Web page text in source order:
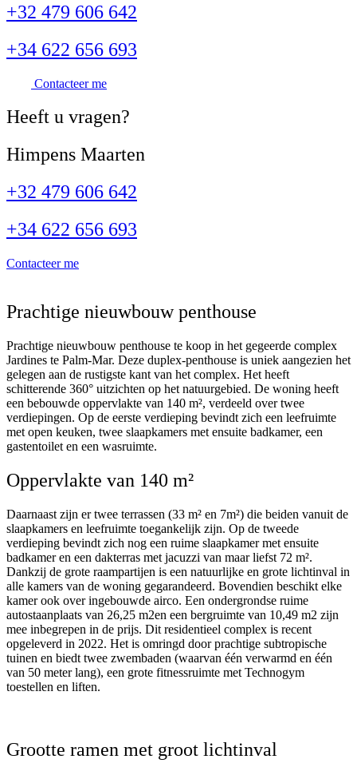
+32 479 606 642
+34 622 656 693
Contacteer me
Heeft u vragen?
Himpens Maarten
+32 479 606 642
+34 622 656 693
Contacteer me
Prachtige nieuwbouw penthouse
Prachtige nieuwbouw penthouse te koop in het gegeerde complex
Jardines te Palm-Mar. Deze duplex-penthouse is uniek aangezien het
gelegen aan de rustigste kant van het complex. Het heeft
schitterende 360° uitzichten op het natuurgebied. De woning heeft
een bebouwde oppervlakte van 140 m², verdeeld over twee
verdiepingen. Op de eerste verdieping bevindt zich een leefruimte
met open keuken, twee slaapkamers met ensuite badkamer, een
gastentoilet en een wasruimte.
Oppervlakte van 140 m²
Daarnaast zijn er twee terrassen (33 m² en 7m²) die beiden vanuit de
slaapkamers en leefruimte toegankelijk zijn. Op de tweede
verdieping bevindt zich nog een ruime slaapkamer met ensuite
badkamer en een dakterras met jacuzzi van maar liefst 72 m².
Dankzij de grote raampartijen is een natuurlijke en grote lichtinval in
alle kamers van de woning gegarandeerd. Bovendien beschikt elke
kamer ook over ingebouwde airco. Een ondergrondse ruime
autostaanplaats van 26,25 m2en een bergruimte van 10,49 m2 zijn
mee inbegrepen in de prijs. Dit residentieel complex is recent
opgeleverd in 2022. Het is omringd door prachtige subtropische
tuinen en biedt twee zwembaden (waarvan één verwarmd en één
van 50 meter lang), een grote fitnessruimte met Technogym
toestellen en liften.
Grootte ramen met groot lichtinval